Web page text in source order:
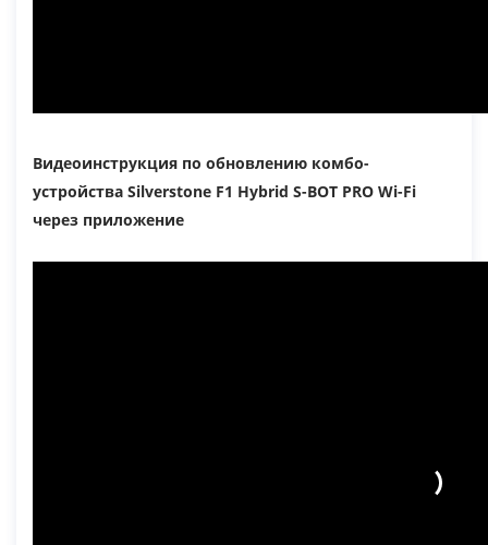
Видеоинструкция по обновлению комбо-
устройства Silverstone F1 Hybrid S-BOT PRO Wi-Fi
через приложение